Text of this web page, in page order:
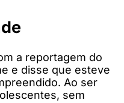
a reportagem do
e disse que esteve
Ao ser
sem